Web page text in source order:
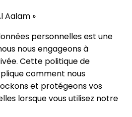
Aalam »
personnelles est une
nous engageons à
Cette politique de
comment nous
et protégeons vos
lorsque vous utilisez notre